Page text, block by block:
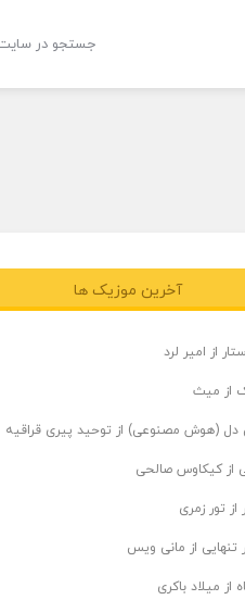
آخرین موزیک ها
از امیر لرد
از میث
دل (هوش مصنوعی) از توحید پیری قراقیه
از کیکاوس صالحی
تور زمری
تنهایی از مانی ویس
از میلاد باکری